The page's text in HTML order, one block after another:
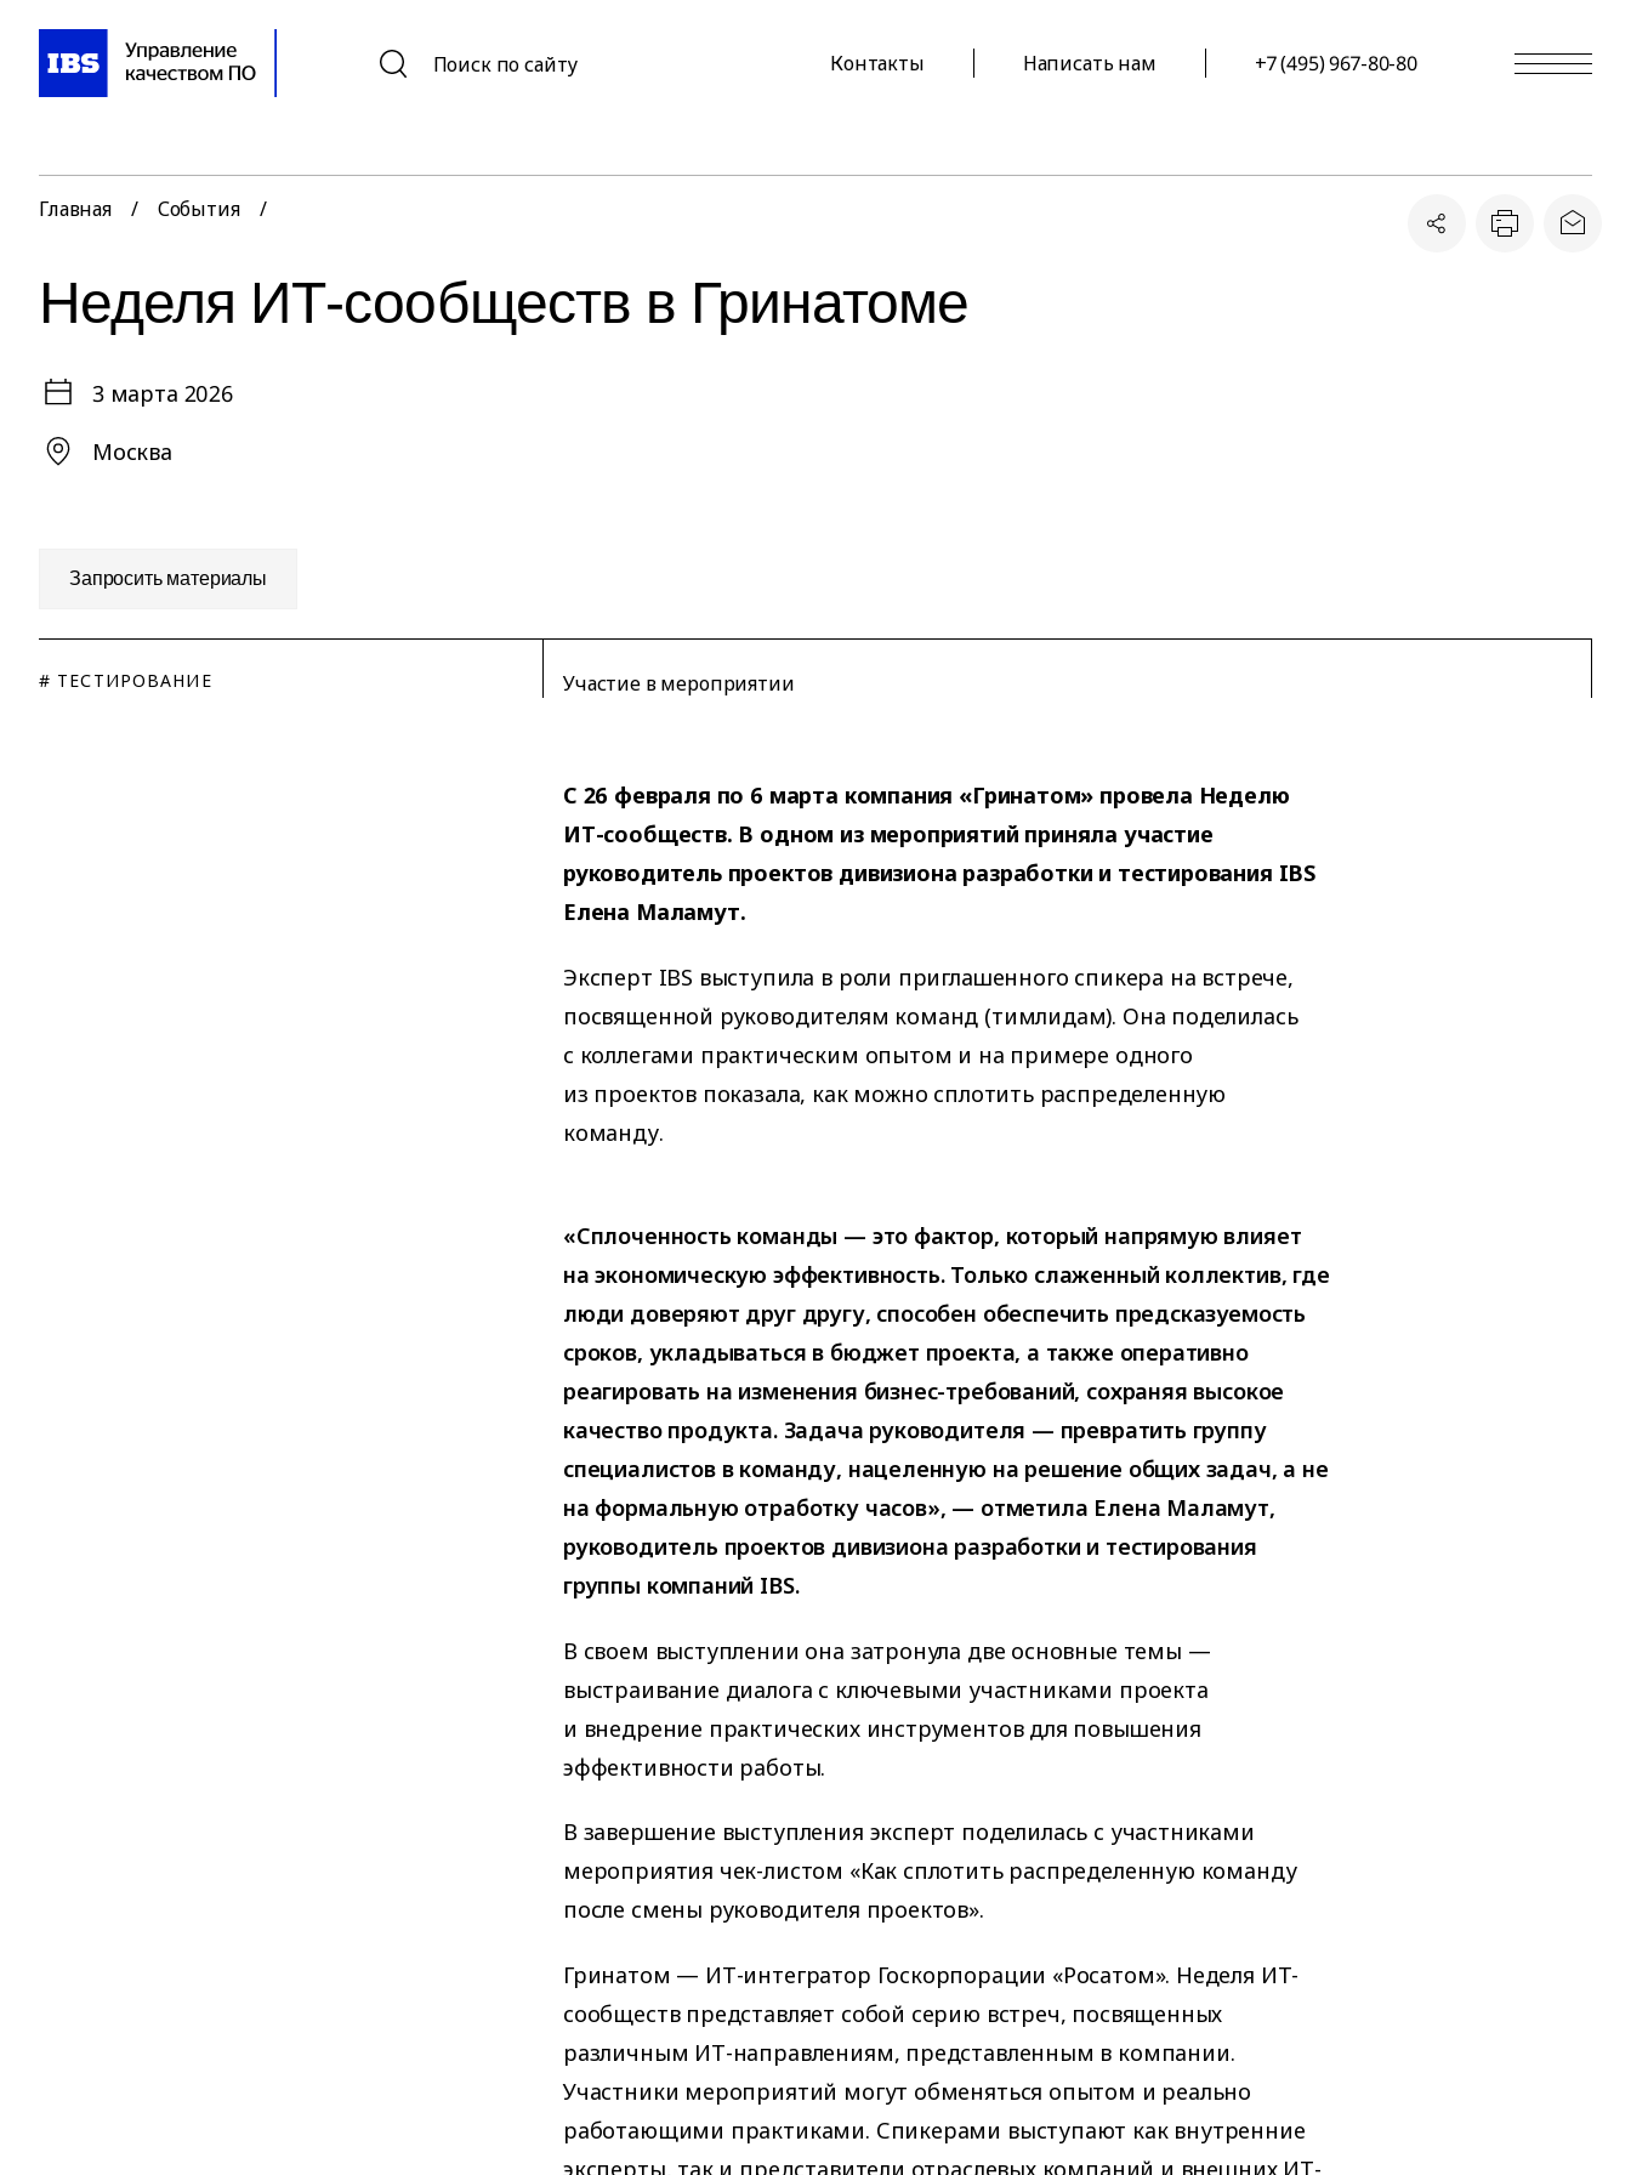
Поиск по сайту Контакты Написать нам +7 (495) 967-80-80
Главная / События /
Неделя ИТ-сообществ в Гринатоме
3 марта 2026
Москва
Запросить материалы
# ТЕСТИРОВАНИЕ Участие в мероприятии
С 26 февраля по 6 марта компания «Гринатом» провела Неделю
ИТ-сообществ. В одном из мероприятий приняла участие
руководитель проектов дивизиона разработки и тестирования IBS
Елена Маламут.
Эксперт IBS выступила в роли приглашенного спикера на встрече,
посвященной руководителям команд (тимлидам). Она поделилась
с коллегами практическим опытом и на примере одного
из проектов показала, как можно сплотить распределенную
команду.
«Сплоченность команды — это фактор, который напрямую влияет
на экономическую эффективность. Только слаженный коллектив, где
люди доверяют друг другу, способен обеспечить предсказуемость
сроков, укладываться в бюджет проекта, а также оперативно
реагировать на изменения бизнес-требований, сохраняя высокое
качество продукта. Задача руководителя — превратить группу
специалистов в команду, нацеленную на решение общих задач, а не
на формальную отработку часов», — отметила Елена Маламут,
руководитель проектов дивизиона разработки и тестирования
группы компаний IBS.
В своем выступлении она затронула две основные темы —
выстраивание диалога с ключевыми участниками проекта
и внедрение практических инструментов для повышения
эффективности работы.
В завершение выступления эксперт поделилась с участниками
мероприятия чек-листом «Как сплотить распределенную команду
после смены руководителя проектов».
Гринатом — ИТ-интегратор Госкорпорации «Росатом». Неделя ИТ-
сообществ представляет собой серию встреч, посвященных
различным ИТ-направлениям, представленным в компании.
Участники мероприятий могут обменяться опытом и реально
работающими практиками. Спикерами выступают как внутренние
эксперты, так и представители отраслевых компаний и внешних ИТ-